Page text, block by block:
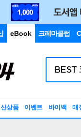
eBook 크레마클럽
신상품 이벤트 바이백 매